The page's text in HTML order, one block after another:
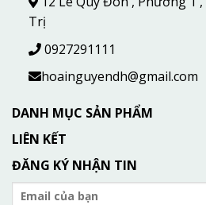
Trị
0927291111
hoainguyendh@gmail.com
DANH MỤC SẢN PHẨM
LIÊN KẾT
ĐĂNG KÝ NHẬN TIN